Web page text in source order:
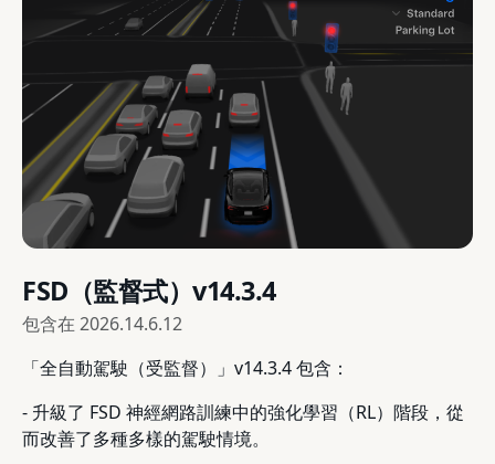
FSD（監督式）v14.3.4
包含在 2026.14.6.12
「全自動駕駛（受監督）」v14.3.4 包含：
- 升級了 FSD 神經網路訓練中的強化學習（RL）階段，從
而改善了多種多樣的駕駛情境。